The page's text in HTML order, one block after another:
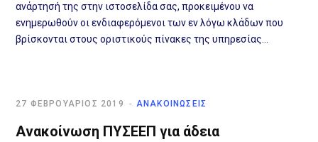
ανάρτησή της στην ιστοσελίδα σας, προκειμένου να
ενημερωθούν οι ενδιαφερόμενοι των εν λόγω κλάδων που
βρίσκονται στους οριστικούς πίνακες της υπηρεσίας…
ΑΝΑΚΟΙΝΩΣΕΙΣ
27 ΦΕΒΡΟΥΆΡΙΟΣ 2019
Ανακοίνωση ΠΥΣΕΕΠ για άδεια